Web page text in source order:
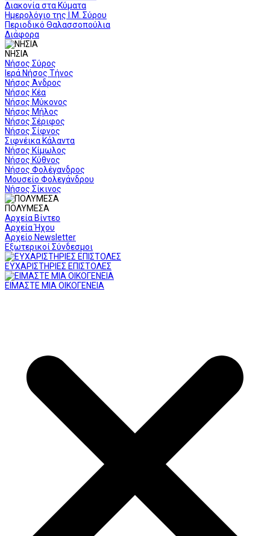
Διακονία στα Κύματα
Ημερολόγιο της Ι.Μ. Σύρου
Περιοδικό Θαλασσοπούλια
Διάφορα
ΝΗΣΙΑ
Νήσος Σύρος
Ιερά Νήσος Τήνος
Νήσος Άνδρος
Νήσος Κέα
Νήσος Μύκονος
Νήσος Μήλος
Νήσος Σέριφος
Νήσος Σίφνος
Σιφνέικα Κάλαντα
Νήσος Κίμωλος
Νήσος Κύθνος
Νήσος Φολέγανδρος
Μουσείο Φολεγάνδρου
Νήσος Σίκινος
ΠΟΛΥΜΕΣΑ
Αρχεία Βίντεο
Αρχεία Ήχου
Αρχείο Newsletter
Εξωτερικοί Σύνδεσμοι
ΕΥΧΑΡΙΣΤΗΡΙΕΣ ΕΠΙΣΤΟΛΕΣ
ΕΙΜΑΣΤΕ ΜΙΑ ΟΙΚΟΓΕΝΕΙΑ